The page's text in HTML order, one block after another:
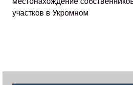
участков в Укромном